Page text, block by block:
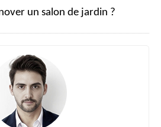
un salon de jardin ?